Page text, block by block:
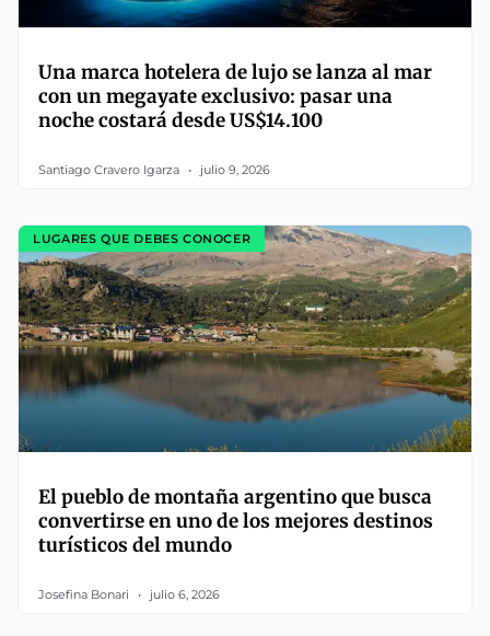
Una marca hotelera de lujo se lanza al mar
con un megayate exclusivo: pasar una
noche costará desde US$14.100
Santiago Cravero Igarza julio 9, 2026
LUGARES QUE DEBES CONOCER
El pueblo de montaña argentino que busca
convertirse en uno de los mejores destinos
turísticos del mundo
Josefina Bonari julio 6, 2026